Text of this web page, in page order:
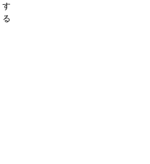
す
る